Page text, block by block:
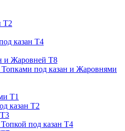
Т2
казан Т4
и Жаровней Т8
под казан и Жаровнями
Т1
казан Т2
под казан Т4